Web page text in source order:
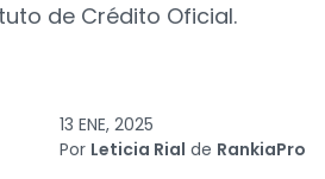
de Crédito Oficial.
13 ENE, 2025
Por Leticia Rial de RankiaPro